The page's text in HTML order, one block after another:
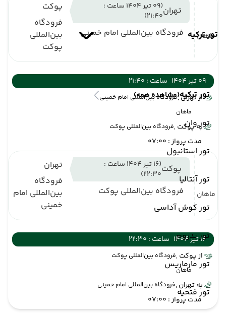
تور ترکیه
تور ترکیه(مشاهده همه)
تور وان
تور استانبول
تور آنتالیا
تور کوش آداسی
تور بدروم
تور مارماریس
تور فتحیه
ماهان
تهران
(09 تیر 1404 ساعت :
21:40)
فرودگاه بین‌المللی امام خمینی
پوکت
فرودگاه
بین‌المللی
پوکت
09 تیر 1404
ساعت : 21:40
از تهران ,فرودگاه بین‌المللی امام خمینی
ماهان
به پوکت ,فرودگاه بین‌المللی پوکت
مدت پرواز : 07:00
ماهان
پوکت
(16 تیر 1404 ساعت :
22:30)
فرودگاه بین‌المللی پوکت
تهران
فرودگاه
بین‌المللی امام
خمینی
16 تیر 1404
ساعت : 22:30
از پوکت ,فرودگاه بین‌المللی پوکت
ماهان
به تهران ,فرودگاه بین‌المللی امام خمینی
مدت پرواز : 07:00